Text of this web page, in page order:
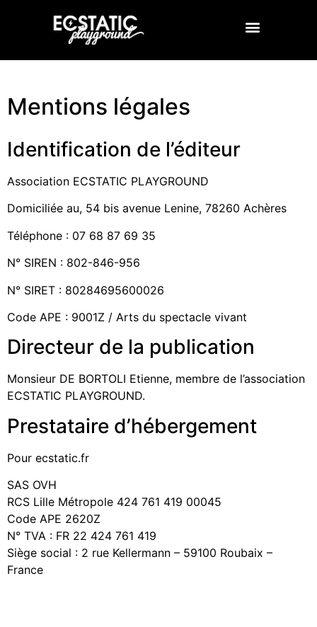
Mentions légales
Identification de l’éditeur
Association ECSTATIC PLAYGROUND
Domiciliée au, 54 bis avenue Lenine, 78260 Achères
Téléphone : 07 68 87 69 35
N° SIREN : 802-846-956
N° SIRET : 80284695600026
Code APE : 9001Z / Arts du spectacle vivant
Directeur de la publication
Monsieur DE BORTOLI Etienne, membre de l’association
ECSTATIC PLAYGROUND.
Prestataire d’hébergement
Pour ecstatic.fr
SAS OVH
RCS Lille Métropole 424 761 419 00045
Code APE 2620Z
N° TVA : FR 22 424 761 419
Siège social : 2 rue Kellermann – 59100 Roubaix –
France